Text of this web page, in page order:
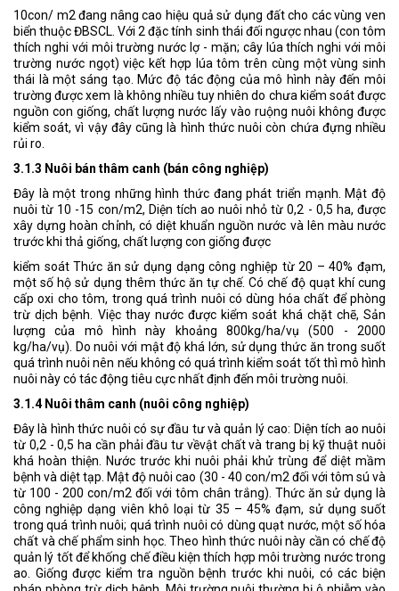
10con/ m2 đang nâng cao hiệu quả sử dụng đất cho các vùng ven
biển thuộc ĐBSCL. Với 2 đặc tính sinh thái đối ngược nhau (con tôm
thích nghi với môi trường nước lợ - mặn; cây lúa thích nghi với môi
trường nước ngọt) việc kết hợp lúa tôm trên cùng một vùng sinh
thái là một sáng tạo. Mức độ tác động của mô hình này đến môi
trường được xem là không nhiều tuy nhiên do chưa kiểm soát được
nguồn con giống, chất lượng nước lấy vào ruộng nuôi không được
kiểm soát, vì vậy đây cũng là hình thức nuôi còn chứa đựng nhiều
rủi ro.
3.1.3 Nuôi bán thâm canh (bán công nghiệp)
Đây là một trong những hình thức đang phát triển mạnh. Mật độ
nuôi từ 10 -15 con/m2, Diện tích ao nuôi nhỏ từ 0,2 - 0,5 ha, được
xây dựng hoàn chỉnh, có diệt khuẩn nguồn nước và lên màu nước
trước khi thả giống, chất lượng con giống được
kiểm soát Thức ăn sử dụng dạng công nghiệp từ 20 – 40% đạm,
một số hộ sử dụng thêm thức ăn tự chế. Có chế độ quạt khí cung
cấp oxi cho tôm, trong quá trình nuôi có dùng hóa chất để phòng
trừ dịch bệnh. Việc thay nước được kiểm soát khá chặt chẽ, Sản
lượng của mô hình này khoảng 800kg/ha/vụ (500 - 2000
kg/ha/vụ). Do nuôi với mật độ khá lớn, sử dụng thức ăn trong suốt
quá trình nuôi nên nếu không có quá trình kiểm soát tốt thì mô hình
nuôi này có tác động tiêu cực nhất định đến môi trường nuôi.
3.1.4 Nuôi thâm canh (nuôi công nghiệp)
Đây là hình thức nuôi có sự đầu tư và quản lý cao: Diện tích ao nuôi
từ 0,2 - 0,5 ha cần phải đầu tư vềvật chất và trang bị kỹ thuật nuôi
khá hoàn thiện. Nước trước khi nuôi phải khử trùng để diệt mầm
bệnh và diệt tạp. Mật độ nuôi cao (30 - 40 con/m2 đối với tôm sú và
từ 100 - 200 con/m2 đối với tôm chân trắng). Thức ăn sử dụng là
công nghiệp dạng viên khô loại từ 35 – 45% đạm, sử dụng suốt
trong quá trình nuôi; quá trình nuôi có dùng quạt nước, một số hóa
chất và chế phẩm sinh học. Theo hình thức nuôi này cần có chế độ
quản lý tốt để khống chế điều kiện thích hợp môi trường nước trong
ao. Giống được kiểm tra nguồn bệnh trước khi nuôi, có các biện